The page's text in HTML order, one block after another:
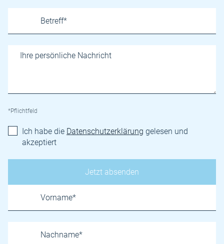
*Pflichtfeld
Ich habe die Datenschutzerklärung gelesen und
akzeptiert